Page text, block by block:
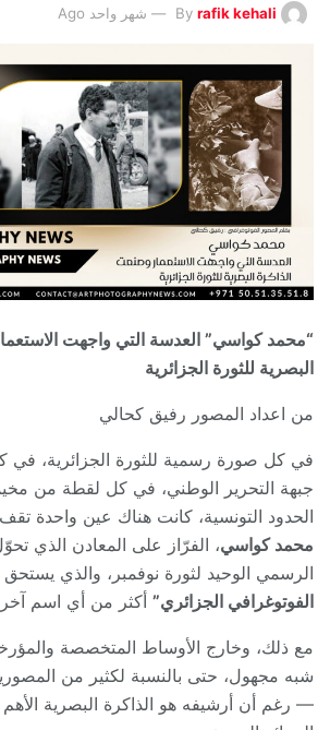
By rafik kehali شهر واحد Ago
“محمد كواسي” العدسة التي واجهت
البصرية للثورة الجزائرية
من اعداد المصور رفيق كحالي
في كل صورة رسمية للثورة الجزائرية، في
جبهة التحرير الوطني، في كل لقطة من
الحدود التونسية، كانت هناك عين واحدة
محمد كواسي، الفرّاز على المعادن الذي
الرسمي الوحيد لثورة نوفمبر، والذي
الفوتوغرافي الجزائري” أكثر من أي اسم
مع ذلك، وخارج الأوساط المتخصصة
شبه مجهول، حتى بالنسبة لكثير من
— رغم أن أرشيفه هو الذاكرة البصرية الأهم